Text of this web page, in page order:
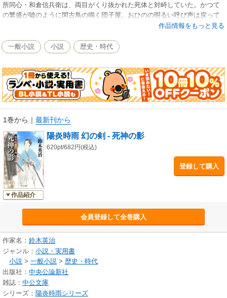
所同心・和倉信兵衛は、両目がくり抜かれた死体と対峙していた。かつて
の繁盛が嘘のように閑古鳥の鳴く団子屋。おひのの明るい呼び声は戻って
作品情報をもっと見る
一般小説 小説 歴史・時代
1巻から ｜ 最新刊から
作品紹介
陽炎時雨 幻の剣 - 死神の影
620pt/682円(税込)
登録して購入
会員登録して全巻購入
作家名： 鈴木英治
ジャンル： 小説・実用書
小説 > 一般小説 > 歴史・時代
出版社： 中央公論新社
雑誌： 中公文庫
シリーズ： 陽炎時雨シリーズ